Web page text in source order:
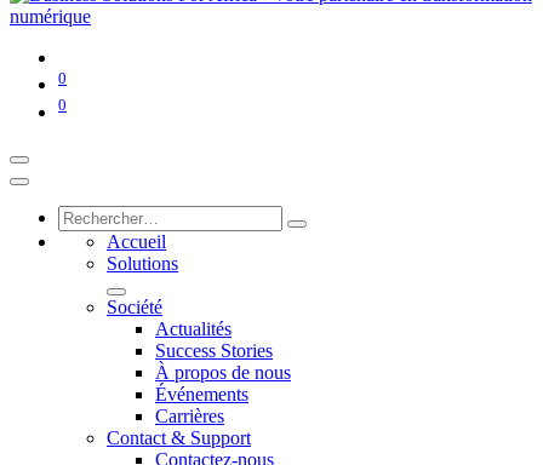
0
0
Accueil
Solutions
Société
Actualités
Success Stories
À propos de nous
Événements
Carrières
Contact & Support
Contactez-nous